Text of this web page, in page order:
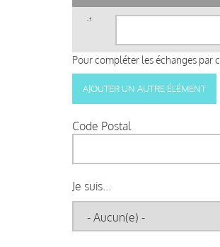
1)
Pour compléter les échanges par
Code Postal
Je suis...